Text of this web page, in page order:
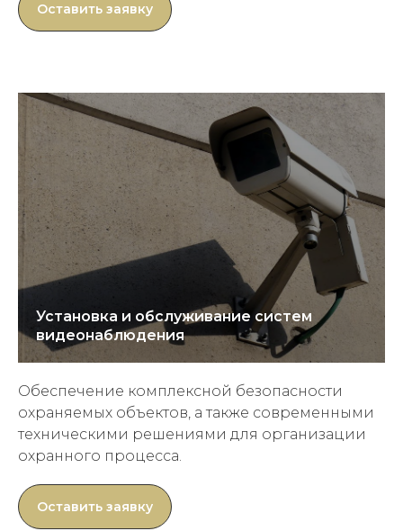
Оставить заявку
Установка и обслуживание систем
видеонаблюдения
Обеспечение комплексной безопасности
охраняемых объектов, а также современными
техническими решениями для организации
охранного процесса.
Оставить заявку